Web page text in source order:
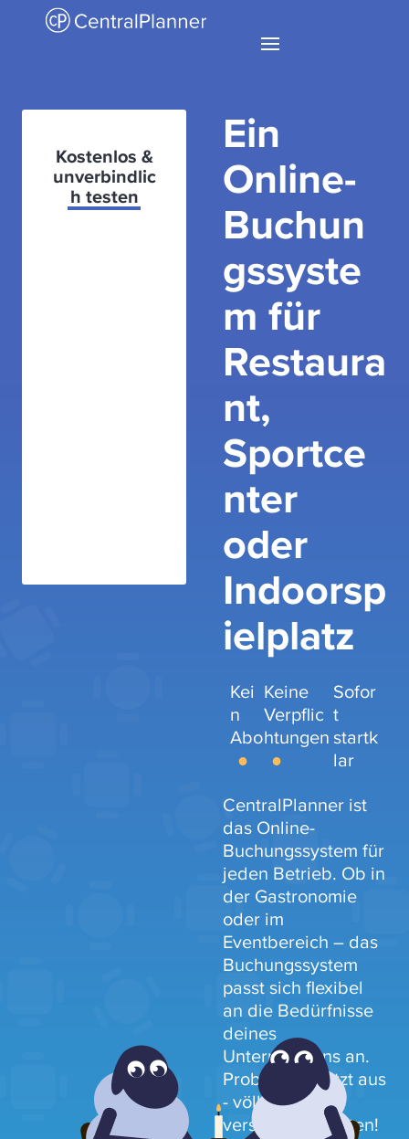
Kostenlos &
unverbindlic
h testen
Ein
Online-
Buchun
gssyste
m für
Restaura
nt,
Sportce
nter
oder
Indoorsp
ielplatz
Kei
n
Abo
Keine
Verpflic
htungen
Sofor
t
startk
lar
CentralPlanner ist
das Online-
Buchungssystem für
jeden Betrieb. Ob in
der Gastronomie
oder im
Eventbereich – das
Buchungssystem
passt sich flexibel
an die Bedürfnisse
deines
Unternehmens an.
Probiere es jetzt aus
- völlig frei von
versteckten Kosten!